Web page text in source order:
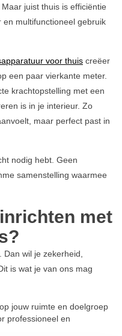
juist thuis is efficiëntie
multifunctioneel gebruik
voor thuis creëer
een paar vierkante meter.
krachtopstelling met een
is in je interieur. Zo
maar perfect past in
nodig hebt. Geen
samenstelling waarmee
met
wil je zekerheid,
is wat je van ons mag
jouw ruimte en doelgroep
professioneel en